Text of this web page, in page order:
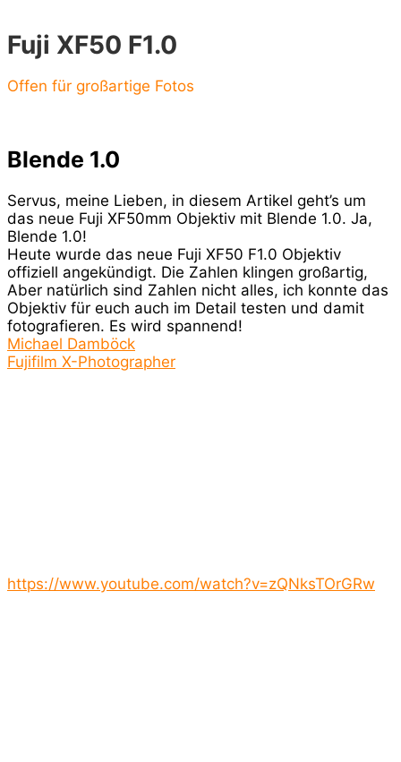
Fuji XF50 F1.0
Offen für großartige Fotos
Blende 1.0
Servus, meine Lieben, in diesem Artikel geht’s um
das neue Fuji XF50mm Objektiv mit Blende 1.0. Ja,
Blende 1.0!
Heute wurde das neue Fuji XF50 F1.0 Objektiv
offiziell angekündigt. Die Zahlen klingen großartig,
Aber natürlich sind Zahlen nicht alles, ich konnte das
Objektiv für euch auch im Detail testen und damit
fotografieren. Es wird spannend!
Michael Damböck
Fujifilm X-Photographer
https://www.youtube.com/watch?v=zQNksTOrGRw